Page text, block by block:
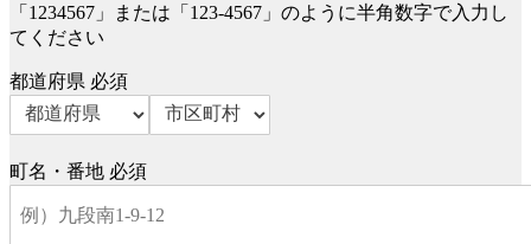
「1234567」または「123-4567」のように半角数字で入力し
てください
都道府県 必須
町名・番地 必須